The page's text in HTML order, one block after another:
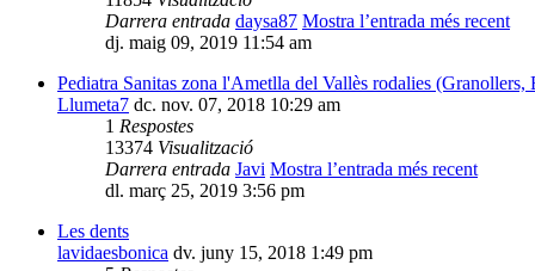
Darrera entrada daysa87 Mostra l’entrada més recent
dj. maig 09, 2019 11:54 am
Pediatra Sanitas zona l'Ametlla del Vallès rodalies (Granollers,
Llumeta7 dc. nov. 07, 2018 10:29 am
1 Respostes
13374 Visualització
Darrera entrada Javi Mostra l’entrada més recent
dl. març 25, 2019 3:56 pm
Les dents
lavidaesbonica dv. juny 15, 2018 1:49 pm